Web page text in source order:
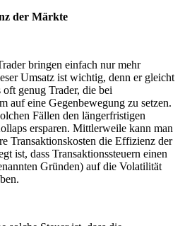
der Märkte
bringen einfach nur mehr
Umsatz ist wichtig, denn er gleicht
genug Trader, die bei
auf eine Gegenbewegung zu setzen.
Fällen den längerfristigen
ersparen. Mittlerweile kann man
Transaktionskosten die Effizienz der
ist, dass Transaktionssteuern einen
Gründen) auf die Volatilität